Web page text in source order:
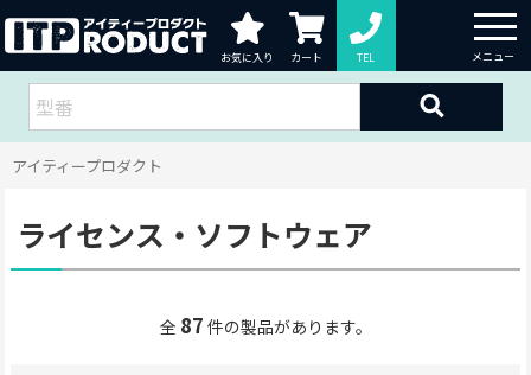
お気に入り カート TEL
アイティープロダクト
ライセンス・ソフトウェア
全 87 件の製品があります。